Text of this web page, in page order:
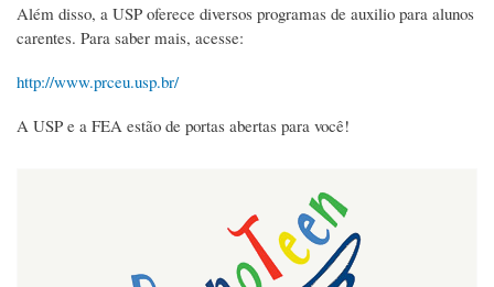
Além disso, a USP oferece diversos programas de auxilio para alunos
carentes. Para saber mais, acesse:
http://www.prceu.usp.br/
A USP e a FEA estão de portas abertas para você!